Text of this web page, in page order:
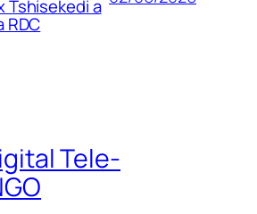
Tshisekedi a
RDC
Tele-